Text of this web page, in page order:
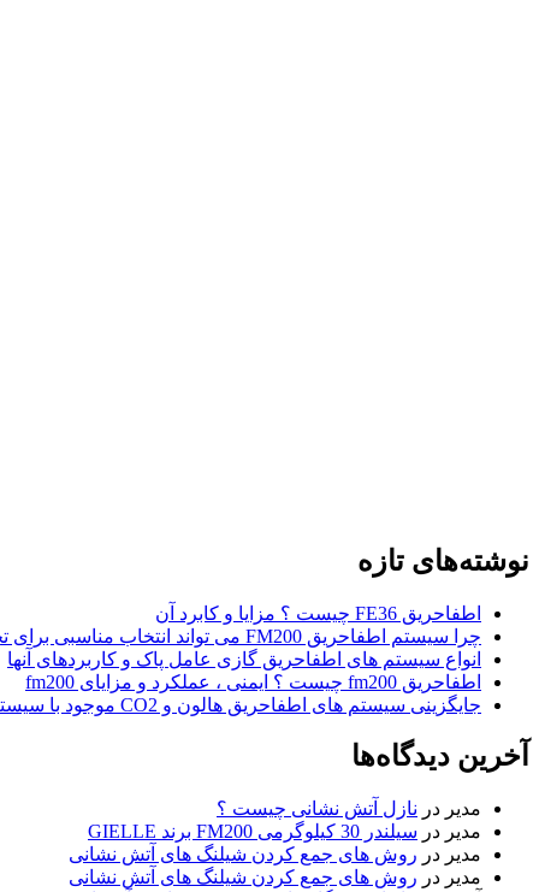
نوشته‌های تازه
اطفاحریق FE36 چیست ؟ مزایا و کابرد آن
چرا سیستم اطفاحریق FM200 می تواند انتخاب مناسبی برای تجارت و کسب و کار شما باشد ؟
انواع سیستم های اطفاحریق گازی عامل پاک و کاربردهای آنها
اطفاحریق fm200 چیست ؟ ایمنی ، عملکرد و مزایای fm200
جایگزینی سیستم های اطفاحریق هالون و CO2 موجود با سیستم های اطفاحریق FM200
آخرین دیدگاه‌ها
مدیر در نازل آتش نشانی چیست ؟
مدیر در سیلندر 30 کیلوگرمی FM200 برند GIELLE
مدیر در روش های جمع کردن شیلنگ های آتش نشانی
مدیر در روش های جمع کردن شیلنگ های آتش نشانی